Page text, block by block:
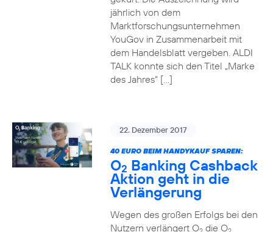
jährlich von dem
Marktforschungsunternehmen
YouGov in Zusammenarbeit mit
dem Handelsblatt vergeben. ALDI
TALK konnte sich den Titel „Marke
des Jahres“ […]
22. Dezember 2017
40 EURO BEIM HANDYKAUF SPAREN:
O2 Banking Cashback
Aktion geht in die
Verlängerung
Wegen des großen Erfolgs bei den
Nutzern verlängert O die O